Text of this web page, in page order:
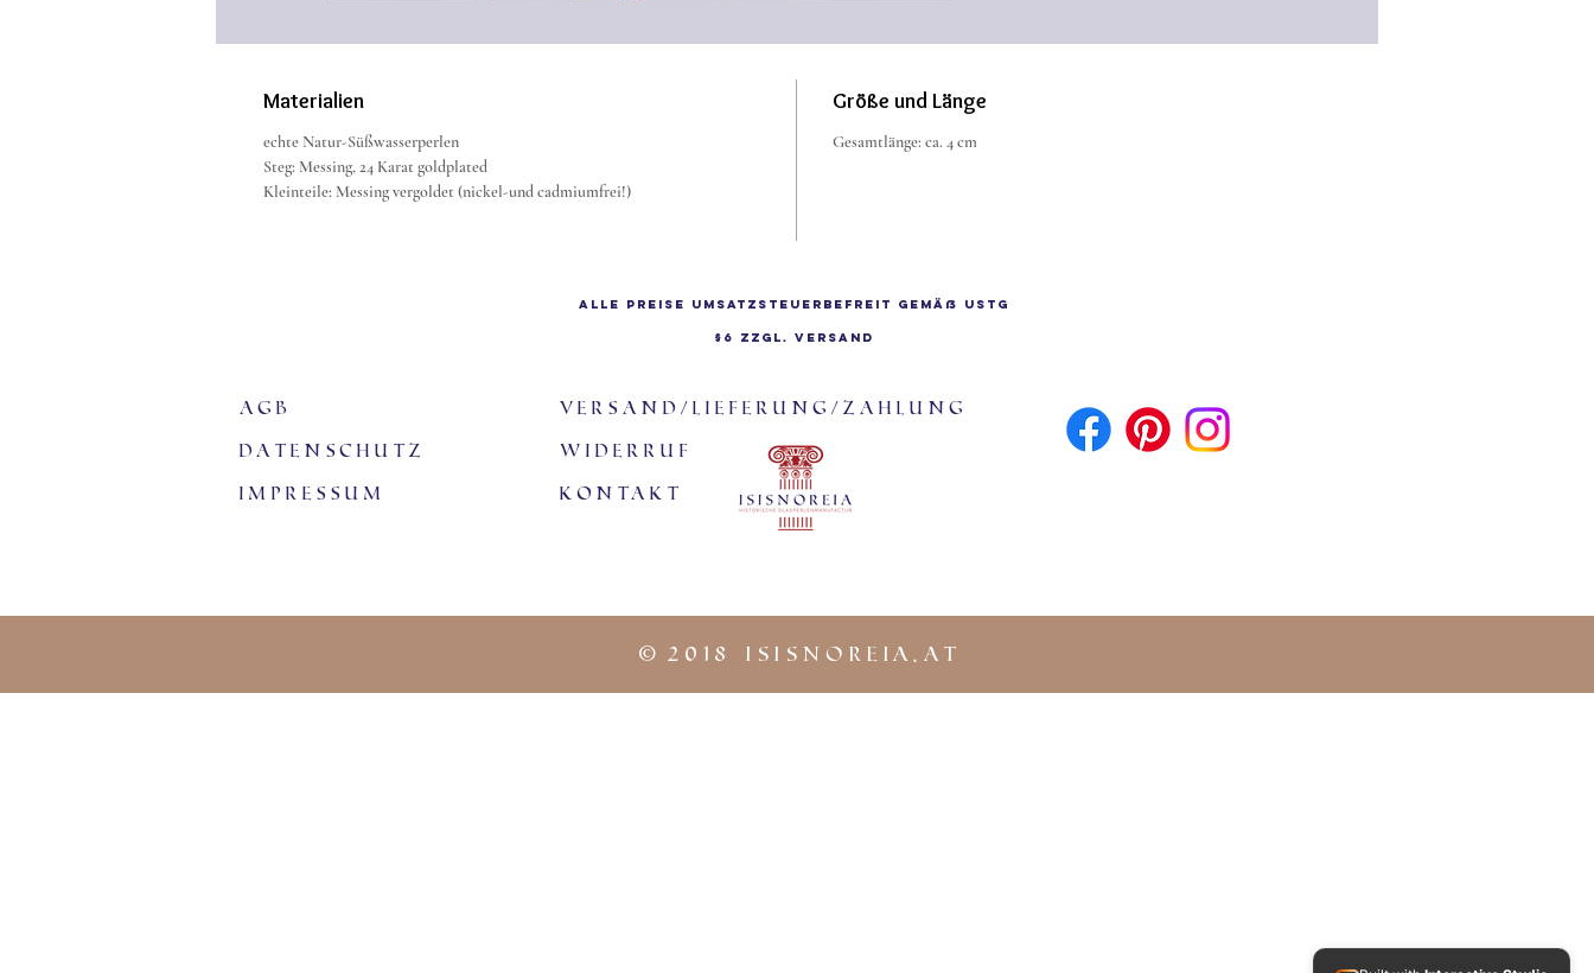
beliebt.
Materialien
echte Natur-Süßwasserperlen
Steg: Messing, 24 Karat goldplated
Kleinteile: Messing vergoldet (nickel-und cadmiumfrei!)
Größe und Länge
Gesamtlänge: ca. 4 cm
Alle Preise Umsatzsteuerbefreit gemäß UStG
§6 zzgl. Versand
agb
Datenschutz
Impressum
Versand/Lieferung/Zahlung
Widerruf
KontaKt
© 2018 iSISNOREIA.at